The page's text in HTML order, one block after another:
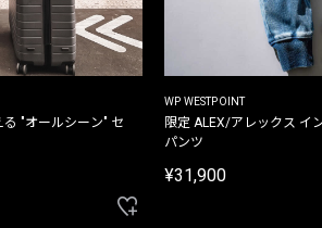
"オールシーン" セ
WP WESTPOINT
限定 ALEX/アレックス イ
パンツ
¥31,900